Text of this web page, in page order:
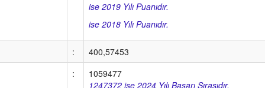
ise 2019 Yılı Puanıdır.
ise 2018 Yılı Puanıdır.
:
400,57453
:
1059477
1247372 ise 2024 Yılı Başarı Sırasıdır.